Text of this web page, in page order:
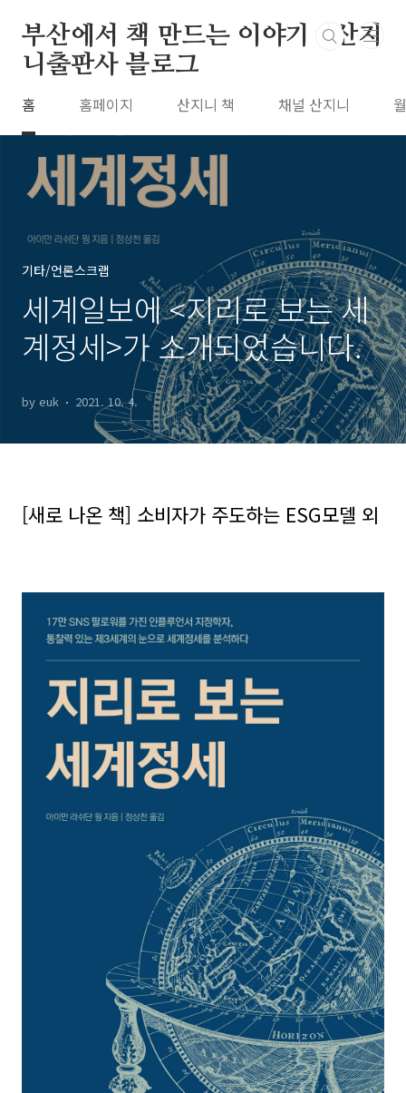
부산에서 책 만드는 이야기 : 산지
니출판사 블로그
홈 홈페이지 산지니 책 채널 산지니
기타/언론스크랩
세계일보에 <지리로 보는 세
계정세>가 소개되었습니다.
by euk 2021. 10. 4.
[새로 나온 책] 소비자가 주도하는 ESG모델 외